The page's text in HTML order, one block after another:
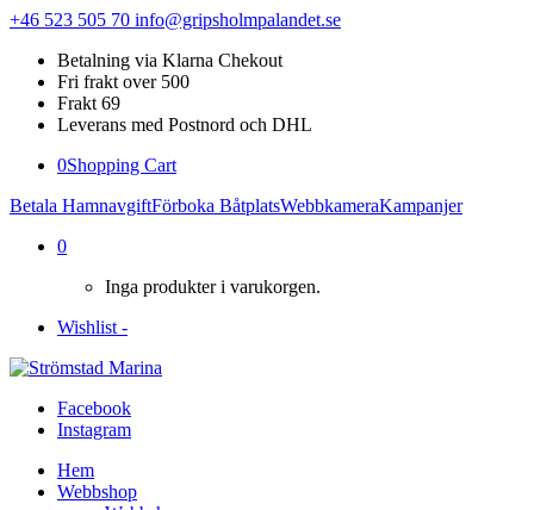
+46 523 505 70 info@gripsholmpalandet.se
Betalning via Klarna Chekout
Fri frakt over 500
Frakt 69
Leverans med Postnord och DHL
0Shopping Cart
Betala HamnavgiftFörboka BåtplatsWebbkameraKampanjer
0
Inga produkter i varukorgen.
Wishlist -
Facebook
Instagram
Hem
Webbshop